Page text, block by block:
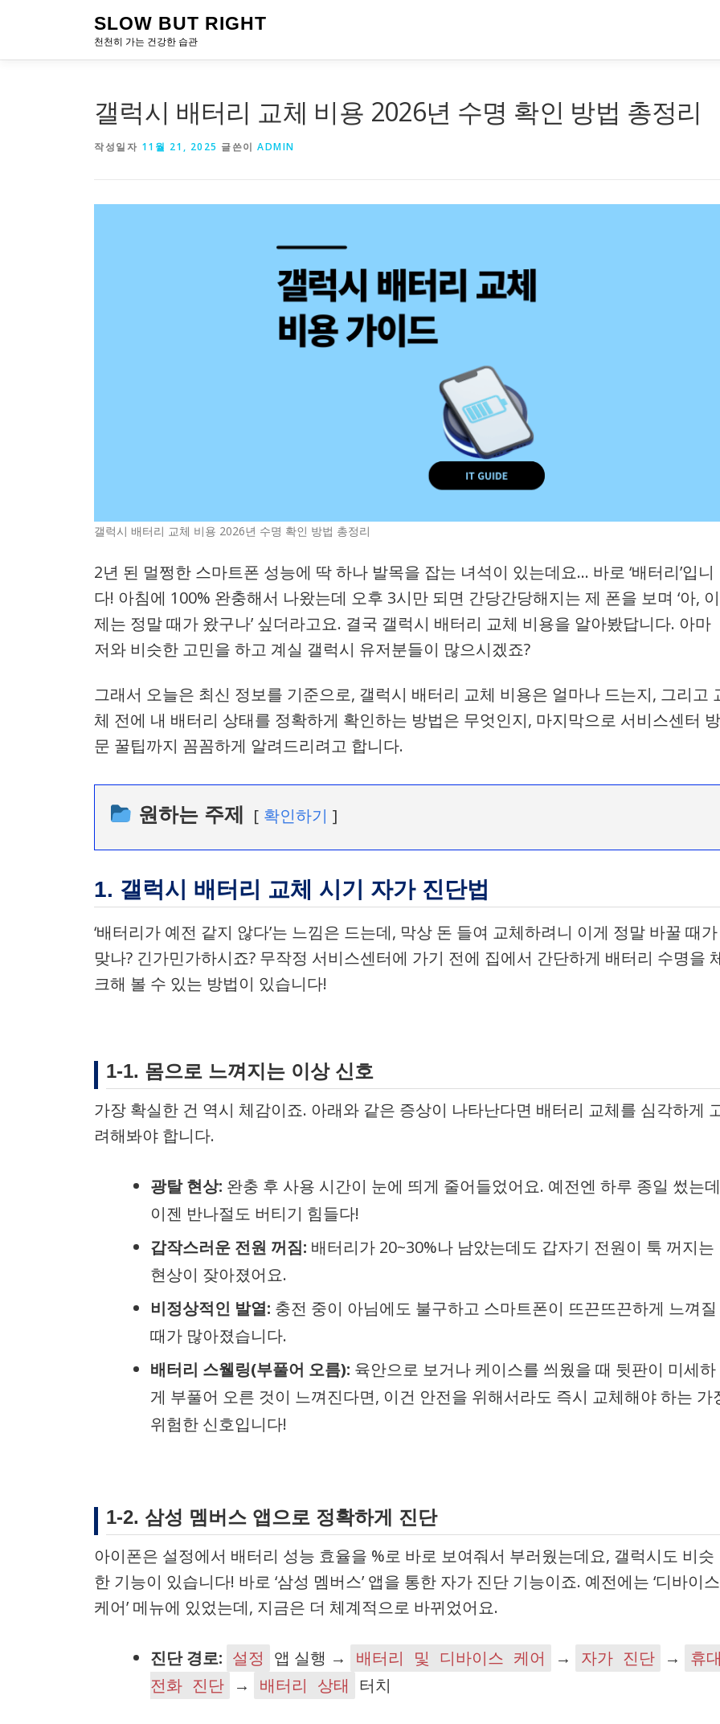
로
SLOW BUT RIGHT
천천히 가는 건강한 습관
갤럭시 배터리 교체 비용 2026년 수명 확인 방법 총정리
작성일자 11월 21, 2025 글쓴이 ADMIN
갤럭시 배터리 교체 비용 2026년 수명 확인 방법 총정리
2년 된 멀쩡한 스마트폰 성능에 딱 하나 발목을 잡는 녀석이 있는데요… 바로 ‘배터리’입니
다! 아침에 100% 완충해서 나왔는데 오후 3시만 되면 간당간당해지는 제 폰을 보며 ‘아, 이
제는 정말 때가 왔구나’ 싶더라고요. 결국 갤럭시 배터리 교체 비용을 알아봤답니다. 아마
저와 비슷한 고민을 하고 계실 갤럭시 유저분들이 많으시겠죠?
그래서 오늘은 최신 정보를 기준으로, 갤럭시 배터리 교체 비용은 얼마나 드는지, 그리고
체 전에 내 배터리 상태를 정확하게 확인하는 방법은 무엇인지, 마지막으로 서비스센터 방
문 꿀팁까지 꼼꼼하게 알려드리려고 합니다.
원하는 주제 확인하기
1. 갤럭시 배터리 교체 시기 자가 진단법
‘배터리가 예전 같지 않다’는 느낌은 드는데, 막상 돈 들여 교체하려니 이게 정말 바꿀 때가
맞나? 긴가민가하시죠? 무작정 서비스센터에 가기 전에 집에서 간단하게 배터리 수명을
크해 볼 수 있는 방법이 있습니다!
1-1. 몸으로 느껴지는 이상 신호
가장 확실한 건 역시 체감이죠. 아래와 같은 증상이 나타난다면 배터리 교체를 심각하게
려해봐야 합니다.
광탈 현상: 완충 후 사용 시간이 눈에 띄게 줄어들었어요. 예전엔 하루 종일 썼는데
이젠 반나절도 버티기 힘들다!
갑작스러운 전원 꺼짐: 배터리가 20~30%나 남았는데도 갑자기 전원이 툭 꺼지는
현상이 잦아졌어요.
비정상적인 발열: 충전 중이 아님에도 불구하고 스마트폰이 뜨끈뜨끈하게 느껴질
때가 많아졌습니다.
배터리 스웰링(부풀어 오름): 육안으로 보거나 케이스를 씌웠을 때 뒷판이 미세하
게 부풀어 오른 것이 느껴진다면, 이건 안전을 위해서라도 즉시 교체해야 하는 가
위험한 신호입니다!
1-2. 삼성 멤버스 앱으로 정확하게 진단
아이폰은 설정에서 배터리 성능 효율을 %로 바로 보여줘서 부러웠는데요, 갤럭시도 비슷
한 기능이 있습니다! 바로 ‘삼성 멤버스’ 앱을 통한 자가 진단 기능이죠. 예전에는 ‘디바이스
케어’ 메뉴에 있었는데, 지금은 더 체계적으로 바뀌었어요.
진단 경로: 설정 앱 실행 → 배터리 및 디바이스 케어 → 자가 진단 →
휴
전화 진단
→ 배터리 상태 터치